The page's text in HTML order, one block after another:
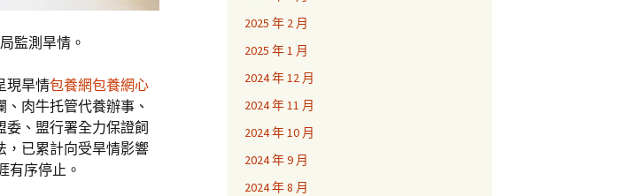
監測旱情。
現旱情包養網包養網心
肉牛托管代養辦事、
委、盟行署全力保證飼
，已累計向受旱情影響
有序停止。
2025 年 2 月
2025 年 1 月
2024 年 12 月
2024 年 11 月
2024 年 10 月
2024 年 9 月
2024 年 8 月